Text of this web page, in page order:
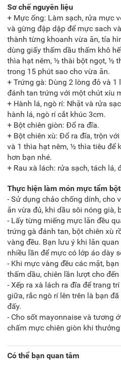
Sơ chế nguyên liệu
+ Mực ống: Làm sạch, rửa mực
và gừng đập dập để mực sach
thành từng khoanh vừa ăn, tỉa
dùng giấy thấm dầu thấm khô
thìa hạt nêm, ½ thài bột ngọt, ½
trong 15 phút sao cho vừa ăn.
+ Trứng gà: Dùng 2 lòng đỏ và 1
đánh tan trứng với một chút xíu
+ Hành lá, ngò rí: Nhặt và rửa
hành lá, ngò rí cắt khúc 3cm.
+ Bột chiên giòn: Đổ ra đĩa.
+ Bột chiên xù: Đổ ra đĩa, trộn
và 1 thìa hạt nêm, ½ thìa tiêu để
hơn bạn nhé.
+ Rau xà lách: rửa sạch, tách lá,
Thực hiện làm món mực tẩm
- Sử dụng chảo chống dính, cho
ăn vừa đủ, khi dầu sôi nóng già,
- Lấy từng miếng mực lăn đều
trứng gà đánh tan, bột chiên xù
vàng đều. Bạn lưu ý khi lăn
nhiều lần để mực có lớp áo dày
- Khi mực vàng đều các mặt,
thấm dầu, chiên lần lượt cho đến
- Xếp ra xà lách ra đĩa để trang
giữa, rắc ngò rí lên trên là bạn
đấy.
- Cho sốt mayonnaise và tương
chấm mực chiên giòn khi
Có thể bạn quan tâm